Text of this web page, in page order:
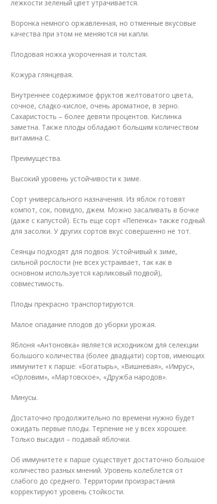
лежкости зеленый цвет утрачивается.
Воронка немного оржавленная, но отменные вкусовые
качества при этом не меняются ни капли.
Плодовая ножка укороченная и толстая.
Кожура глянцевая.
Внутреннее содержимое фруктов желтоватого цвета,
сочное, сладко-кислое, очень ароматное, в зерно.
Сахаристость – более девяти процентов. Кислинка
заметна. Также плоды обладают большим количеством
витамина С.
Преимущества.
Высокий уровень устойчивости к зиме.
Сорт универсального назначения. Из яблок готовят
компот, сок, повидло, джем. Можно засаливать в бочке
(даже с капустой). Есть еще сорт «Пепенка» также годный
для засолки. У других сортов вкус совершенно не тот.
Сеянцы подходят для подвоя. Устойчивый к зиме,
сильной рослости (не всех устраивает, так как в
основном используется карликовый подвой),
совместимость.
Плоды прекрасно транспортируются.
Малое опадание плодов до уборки урожая.
Яблоня «Антоновка» является исходником для селекции
большого количества (более двадцати) сортов, имеющих
иммунитет к парше: «Богатырь», «Вишневая», «Имрус»,
«Орловим», «Мартовское», «Дружба народов».
Минусы.
Достаточно продолжительно по времени нужно будет
ожидать первые плоды. Терпение не у всех хорошее.
Только высадил – подавай яблочки.
Об иммунитете к парше существует достаточно большое
количество разных мнений. Уровень колеблется от
слабого до среднего. Территории произрастания
корректируют уровень стойкости.